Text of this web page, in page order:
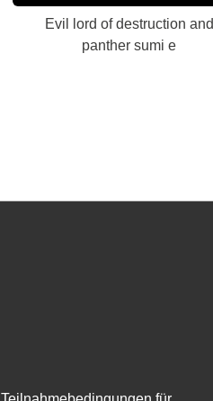
Evil lord of destruction and
panther sumi e